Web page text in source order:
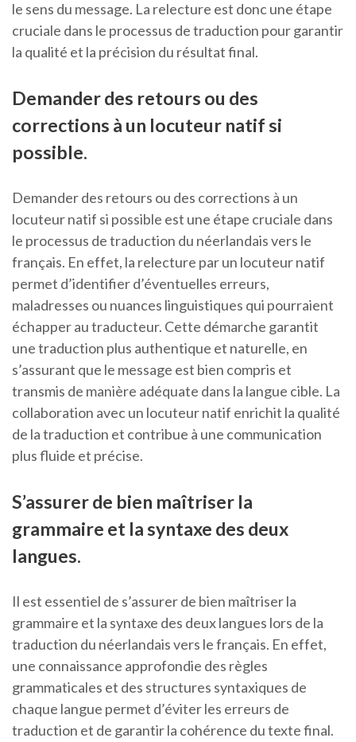
le sens du message. La relecture est donc une étape
cruciale dans le processus de traduction pour garantir
la qualité et la précision du résultat final.
Demander des retours ou des
corrections à un locuteur natif si
possible.
Demander des retours ou des corrections à un
locuteur natif si possible est une étape cruciale dans
le processus de traduction du néerlandais vers le
français. En effet, la relecture par un locuteur natif
permet d’identifier d’éventuelles erreurs,
maladresses ou nuances linguistiques qui pourraient
échapper au traducteur. Cette démarche garantit
une traduction plus authentique et naturelle, en
s’assurant que le message est bien compris et
transmis de manière adéquate dans la langue cible. La
collaboration avec un locuteur natif enrichit la qualité
de la traduction et contribue à une communication
plus fluide et précise.
S’assurer de bien maîtriser la
grammaire et la syntaxe des deux
langues.
Il est essentiel de s’assurer de bien maîtriser la
grammaire et la syntaxe des deux langues lors de la
traduction du néerlandais vers le français. En effet,
une connaissance approfondie des règles
grammaticales et des structures syntaxiques de
chaque langue permet d’éviter les erreurs de
traduction et de garantir la cohérence du texte final.